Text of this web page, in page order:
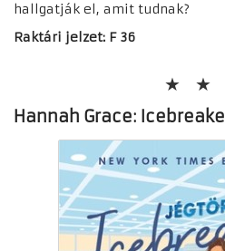
hallgatják el, amit tudnak?
Raktári jelzet: F 36
Hannah Grace: